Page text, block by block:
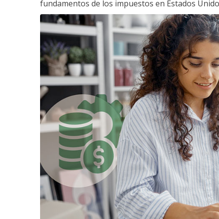
fundamentos de los impuestos en Estados